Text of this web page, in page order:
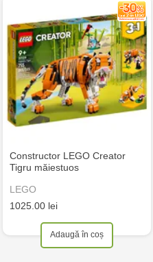
Constructor LEGO Creator
Tigru măiestuos
LEGO
1025.00 lei
Adaugă în coș